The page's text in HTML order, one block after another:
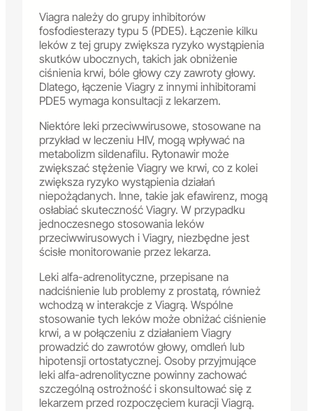
Viagra należy do grupy inhibitorów
fosfodiesterazy typu 5 (PDE5). Łączenie kilku
leków z tej grupy zwiększa ryzyko wystąpienia
skutków ubocznych, takich jak obniżenie
ciśnienia krwi, bóle głowy czy zawroty głowy.
Dlatego, łączenie Viagry z innymi inhibitorami
PDE5 wymaga konsultacji z lekarzem.
Niektóre leki przeciwwirusowe, stosowane na
przykład w leczeniu HIV, mogą wpływać na
metabolizm sildenafilu. Rytonawir może
zwiększać stężenie Viagry we krwi, co z kolei
zwiększa ryzyko wystąpienia działań
niepożądanych. Inne, takie jak efawirenz, mogą
osłabiać skuteczność Viagry. W przypadku
jednoczesnego stosowania leków
przeciwwirusowych i Viagry, niezbędne jest
ścisłe monitorowanie przez lekarza.
Leki alfa-adrenolityczne, przepisane na
nadciśnienie lub problemy z prostatą, również
wchodzą w interakcje z Viagrą. Wspólne
stosowanie tych leków może obniżać ciśnienie
krwi, a w połączeniu z działaniem Viagry
prowadzić do zawrotów głowy, omdleń lub
hipotensji ortostatycznej. Osoby przyjmujące
leki alfa-adrenolityczne powinny zachować
szczególną ostrożność i skonsultować się z
lekarzem przed rozpoczęciem kuracji Viagrą.